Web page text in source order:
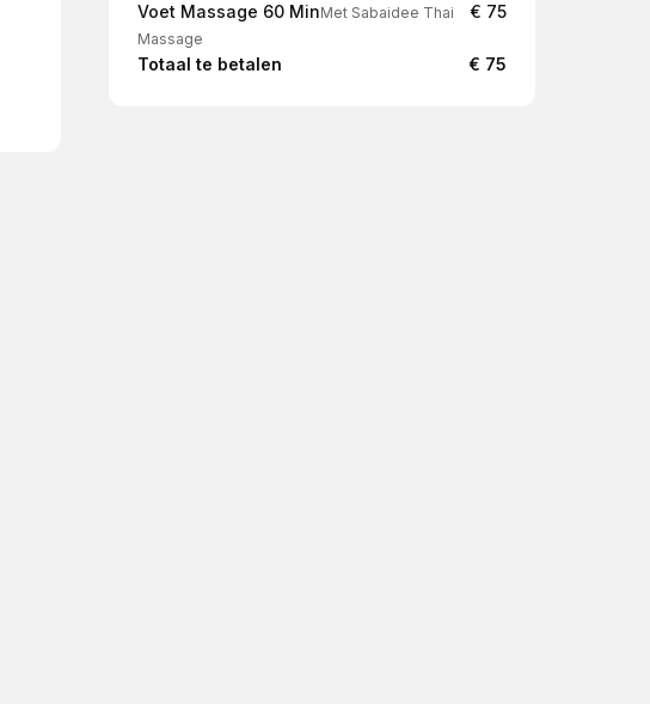
Samenvatting
Voet Massage 60 MinMet Sabaidee Thai
Massage
€ 75
Totaal te betalen € 75